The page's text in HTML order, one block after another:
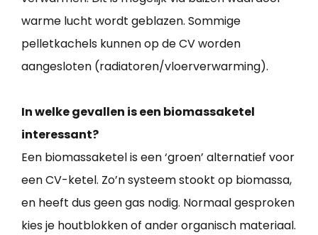
warme lucht wordt geblazen. Sommige
pelletkachels kunnen op de CV worden
aangesloten (radiatoren/vloerverwarming).
In welke gevallen is een biomassaketel
interessant?
Een biomassaketel is een ‘groen’ alternatief voor
een CV-ketel. Zo’n systeem stookt op biomassa,
en heeft dus geen gas nodig. Normaal gesproken
kies je houtblokken of ander organisch materiaal.